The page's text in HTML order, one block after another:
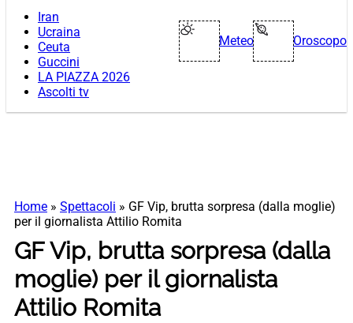
Iran
Ucraina
Ceuta
Guccini
LA PIAZZA 2026
Ascolti tv
Meteo Oroscopo
Home » Spettacoli » GF Vip, brutta sorpresa (dalla moglie)
per il giornalista Attilio Romita
GF Vip, brutta sorpresa (dalla
moglie) per il giornalista
Attilio Romita